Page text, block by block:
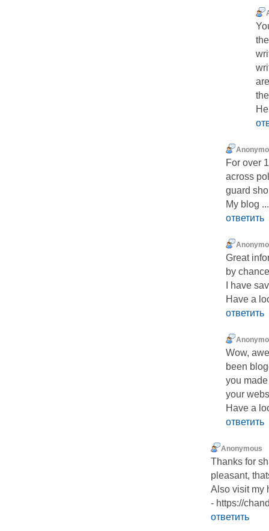
For over
across
guard
My blog
ответить
Great
by
I have
Have a
ответить
Wow,
been
you
your
Have a
ответить
Anonymous
Thanks for
pleasant,
Also visit my
- https://
ответить